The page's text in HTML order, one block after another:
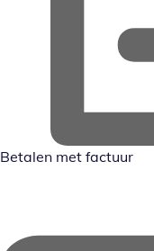
Betalen met factuur